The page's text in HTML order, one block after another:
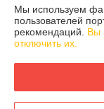
Юридическое лицо:
г. Минск, ул.
Регистрационный
УНП: 192611529
Регистрационный
Дата регистрации
Мы используем
пользователей
рекомендаций. Вы
отключить их.